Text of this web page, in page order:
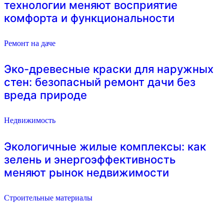
технологии меняют восприятие
комфорта и функциональности
Ремонт на даче
Эко-древесные краски для наружных
стен: безопасный ремонт дачи без
вреда природе
Недвижимость
Экологичные жилые комплексы: как
зелень и энергоэффективность
меняют рынок недвижимости
Строительные материалы